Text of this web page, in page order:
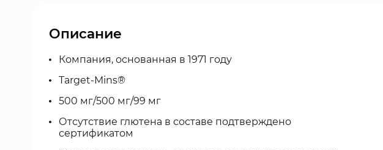
Описание
Компания, основанная в 1971 году
Target-Mins®
500 мг/500 мг/99 мг
Отсутствие глютена в составе подтверждено
сертификатом